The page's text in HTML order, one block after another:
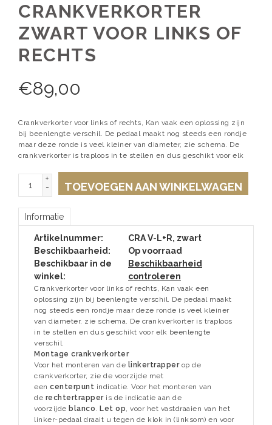
CRANKVERKORTER
ZWART VOOR LINKS OF
RECHTS
€89,00
Crankverkorter voor links of rechts, Kan vaak een oplossing zijn
bij beenlengte verschil. De pedaal maakt nog steeds een rondje
maar deze ronde is veel kleiner van diameter, zie schema. De
crankverkorter is traploos in te stellen en dus geschikt voor elk
+
-
TOEVOEGEN AAN WINKELWAGEN
Informatie
Artikelnummer:
CRA V-L+R, zwart
Beschikbaarheid:
Op voorraad
Beschikbaar in de
winkel:
Beschikbaarheid
controleren
Crankverkorter voor links of rechts, Kan vaak een
oplossing zijn bij beenlengte verschil. De pedaal maakt
nog steeds een rondje maar deze ronde is veel kleiner
van diameter, zie schema. De crankverkorter is traploos
in te stellen en dus geschikt voor elk beenlengte
verschil.
Montage crankverkorter
Voor het monteren van de linkertrapperop de
crankverkorter, zie de voorzijde met
een centerpunt indicatie. Voor het monteren van
de rechtertrapperis de indicatie aan de
voorzijde blanco. Let op, voor het vastdraaien van het
linker-pedaal draait u tegen de klok in (linksom) en voor